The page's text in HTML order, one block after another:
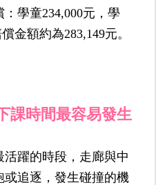
學童234,000元，學
金額約為283,149元。
課時間最容易發生
躍的時段，走廊與中
或追逐，發生碰撞的機